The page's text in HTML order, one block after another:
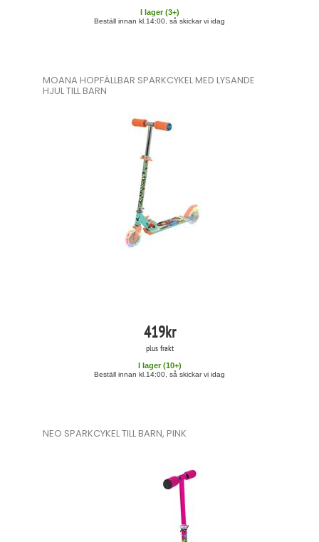
I lager (3+)
Beställ innan kl.14:00, så skickar vi idag
MOANA HOPFÄLLBAR SPARKCYKEL MED LYSANDE
HJUL TILL BARN
419kr
plus frakt
I lager (10+)
Beställ innan kl.14:00, så skickar vi idag
NEO SPARKCYKEL TILL BARN, PINK